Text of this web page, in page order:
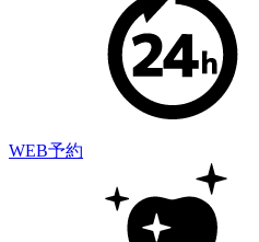
WEB予約